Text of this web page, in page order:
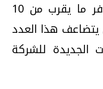
مشيرا أن شركة "سومیتومو" توفر ما يقرب من 10
هذا العدد
الجديدة للشركة